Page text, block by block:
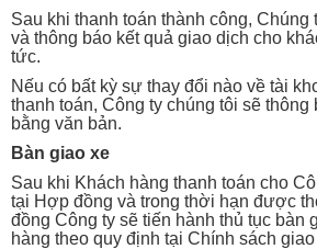
Sau khi thanh toán thành công,
và thông báo kết quả giao dịch cho
tức.
Nếu có bất kỳ sự thay đổi nào về tài
thanh toán, Công ty chúng tôi sẽ thông
bằng văn bản.
Bàn giao xe
Sau khi Khách hàng thanh toán cho
tại Hợp đồng và trong thời hạn được
đồng Công ty sẽ tiến hành thủ tục bàn
hàng theo quy định tại Chính sách